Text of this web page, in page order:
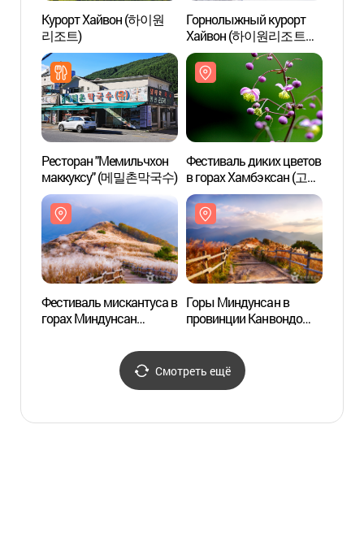
Курорт Хайвон (하이원
리조트)
Горнолыжный курорт
Хайвон (하이원리조트
스키장 )
Ресторан "Мемильчхон
маккуксу" (메밀촌막국수)
Фестиваль диких цветов
в горах Хамбэксан (고한
함백산 야생화축제)
Фестиваль мискантуса в
горах Миндунсан
Горы Миндунсан в
провинции Канвондо
Смотреть ещё